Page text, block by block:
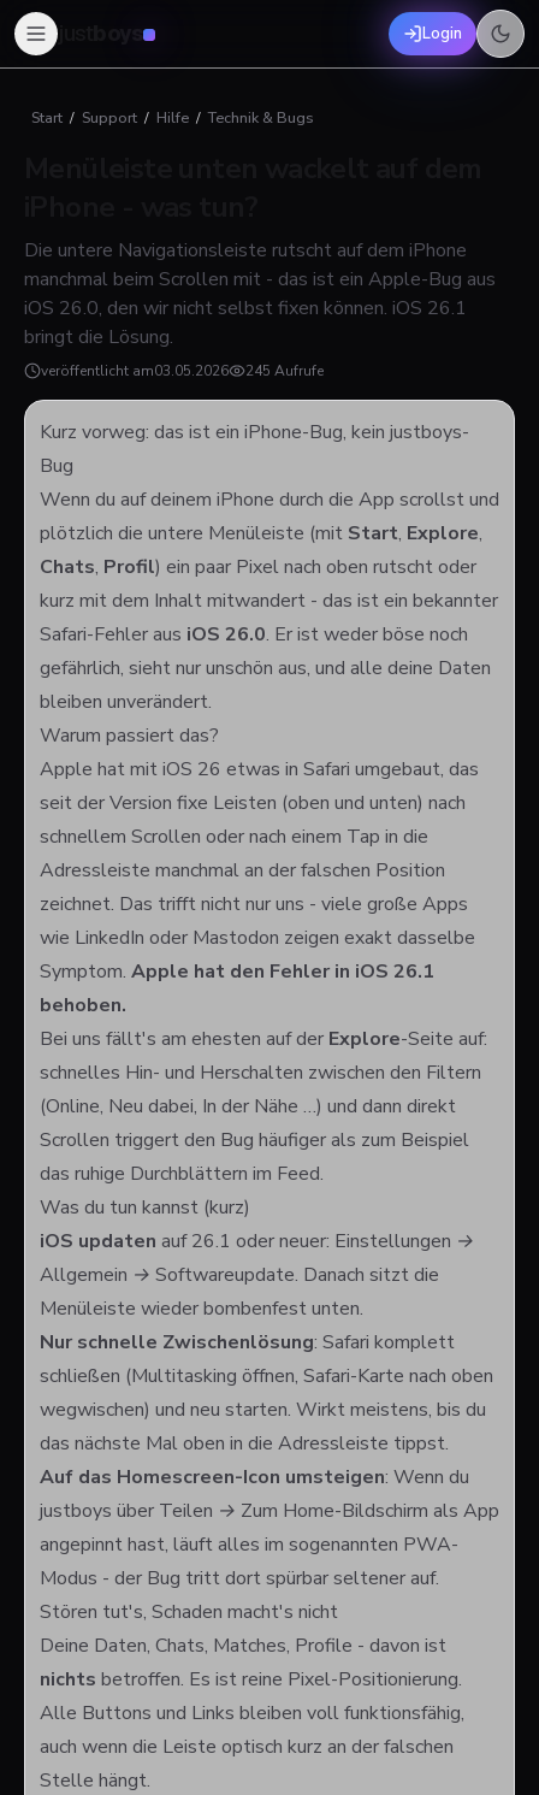
boys Login
Start / Support / Hilfe / Technik & Bugs
Die untere Navigationsleiste rutscht auf dem iPhone
manchmal beim Scrollen mit - das ist ein Apple-Bug aus
iOS 26.0, den wir nicht selbst fixen können. iOS 26.1
bringt die Lösung.
veröffentlicht am03.05.2026 245 Aufrufe
Kurz vorweg: das ist ein iPhone-Bug, kein justboys-
Bug
Wenn du auf deinem iPhone durch die App scrollst und
plötzlich die untere Menüleiste (mit Start, Explore,
Chats, Profil) ein paar Pixel nach oben rutscht oder
kurz mit dem Inhalt mitwandert - das ist ein bekannter
Safari-Fehler aus iOS 26.0. Er ist weder böse noch
gefährlich, sieht nur unschön aus, und alle deine Daten
bleiben unverändert.
Warum passiert das?
Apple hat mit iOS 26 etwas in Safari umgebaut, das
seit der Version fixe Leisten (oben und unten) nach
schnellem Scrollen oder nach einem Tap in die
Adressleiste manchmal an der falschen Position
zeichnet. Das trifft nicht nur uns - viele große Apps
wie LinkedIn oder Mastodon zeigen exakt dasselbe
Symptom. Apple hat den Fehler in iOS 26.1
behoben.
Bei uns fällt's am ehesten auf der Explore-Seite auf:
schnelles Hin- und Herschalten zwischen den Filtern
(Online, Neu dabei, In der Nähe …) und dann direkt
Scrollen triggert den Bug häufiger als zum Beispiel
das ruhige Durchblättern im Feed.
Was du tun kannst (kurz)
iOS updaten auf 26.1 oder neuer: Einstellungen →
Allgemein → Softwareupdate. Danach sitzt die
Menüleiste wieder bombenfest unten.
Nur schnelle Zwischenlösung: Safari komplett
schließen (Multitasking öffnen, Safari-Karte nach oben
wegwischen) und neu starten. Wirkt meistens, bis du
das nächste Mal oben in die Adressleiste tippst.
Auf das Homescreen-Icon umsteigen: Wenn du
justboys über Teilen → Zum Home-Bildschirm als App
angepinnt hast, läuft alles im sogenannten PWA-
Modus - der Bug tritt dort spürbar seltener auf.
Stören tut's, Schaden macht's nicht
Deine Daten, Chats, Matches, Profile - davon ist
nichts betroffen. Es ist reine Pixel-Positionierung.
Alle Buttons und Links bleiben voll funktionsfähig,
auch wenn die Leiste optisch kurz an der falschen
Stelle hängt.